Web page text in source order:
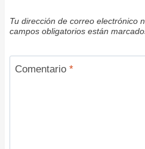
Tu dirección de correo electrónico
campos obligatorios están
Comentario *